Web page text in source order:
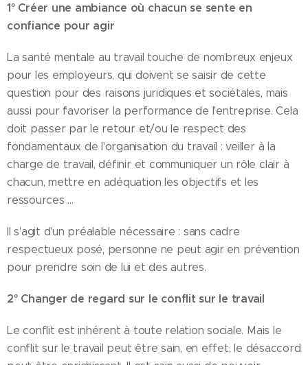
1° Créer une ambiance où chacun se sente en
confiance pour agir
La santé mentale au travail touche de nombreux enjeux
pour les employeurs, qui doivent se saisir de cette
question pour des raisons juridiques et sociétales, mais
aussi pour favoriser la performance de l'entreprise. Cela
doit passer par le retour et/ou le respect des
fondamentaux de l'organisation du travail : veiller à la
charge de travail, définir et communiquer un rôle clair à
chacun, mettre en adéquation les objectifs et les
ressources ...
Il s'agit d'un préalable nécessaire : sans cadre
respectueux posé, personne ne peut agir en prévention
pour prendre soin de lui et des autres.
2° Changer de regard sur le conflit sur le travail
Le conflit est inhérent à toute relation sociale. Mais le
conflit sur le travail peut être sain, en effet, le désaccord